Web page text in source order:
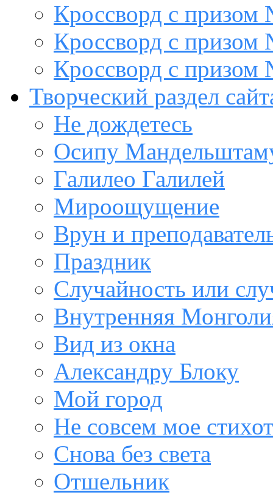
Кроссворд с
Кроссворд с
Кроссворд с
Творческий раздел
Не дождетесь
Осипу
Галилео Галилей
Мироощущение
Врун и
Праздник
Случайность или
Внутренняя
Вид из окна
Александру Блоку
Мой город
Не совсем мое
Снова без света
Отшельник